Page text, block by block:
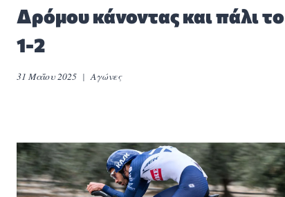
Δρόμου κάνοντας και πάλι το
1-2
31 Μαΐου 2025 Αγώνες